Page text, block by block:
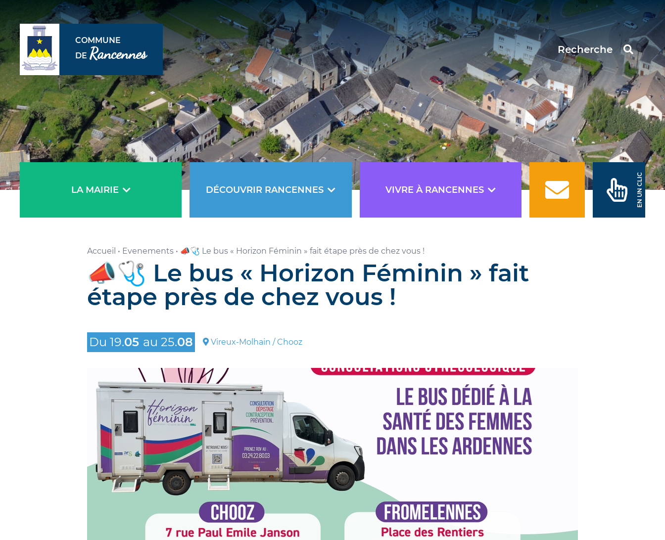
COMMUNE
DE Rancennes
LA MAIRIE DÉCOUVRIR RANCENNES VIVRE À RANCENNES EN UN CLIC
Accueil • Evenements • 📣🩺 Le bus « Horizon Féminin » fait étape près de chez vous !
📣🩺 Le bus « Horizon Féminin » fait
étape près de chez vous !
Du 19.05 au 25.08 Vireux-Molhain / Chooz